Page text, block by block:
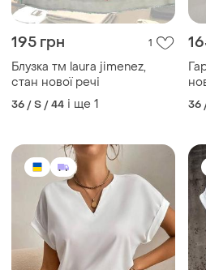
195 грн 1
Блузка тм laura jimenez,
стан нової речі
36 / S / 44 і ще 1 36